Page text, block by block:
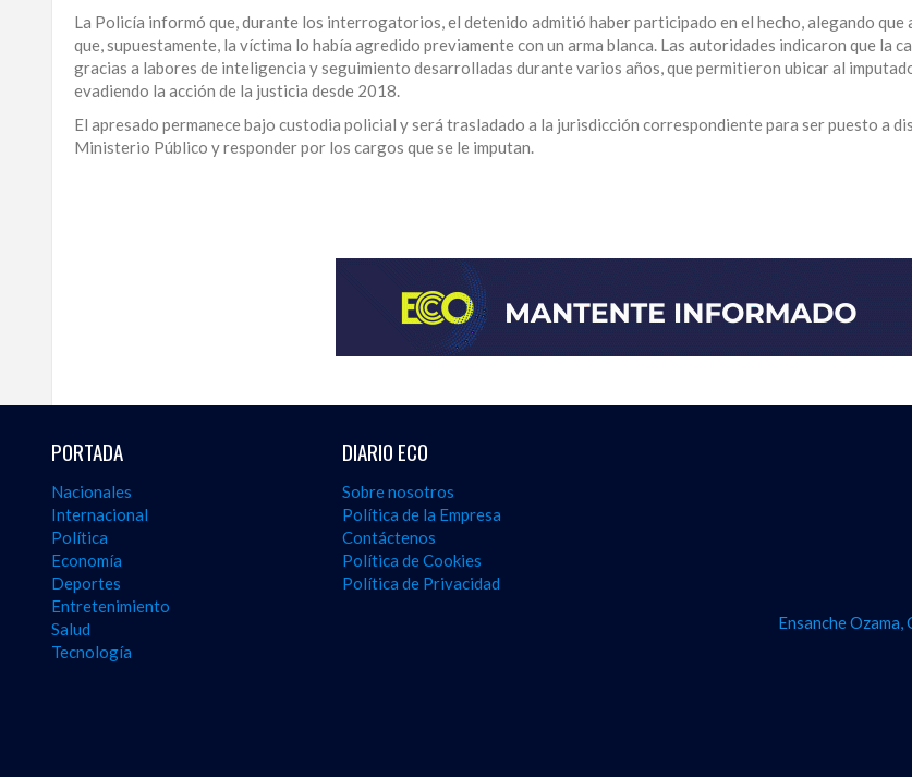
La Policía informó que, durante los interrogatorios, el detenido admitió haber participado en el hecho, alegando que
que, supuestamente, la víctima lo había agredido previamente con un arma blanca. Las autoridades indicaron que la
gracias a labores de inteligencia y seguimiento desarrolladas durante varios años, que permitieron ubicar al
evadiendo la acción de la justicia desde 2018.
El apresado permanece bajo custodia policial y será trasladado a la jurisdicción correspondiente para ser puesto a
Ministerio Público y responder por los cargos que se le imputan.
desde
una
perspectiva
internacional,
visite
the
latest
news
from
the
PORTADA
Nacionales
Internacional
Política
Economía
Deportes
Entretenimiento
Salud
Tecnología
DIARIO ECO
Sobre nosotros
Política de la Empresa
Contáctenos
Política de Cookies
Política de Privacidad
Ensanche